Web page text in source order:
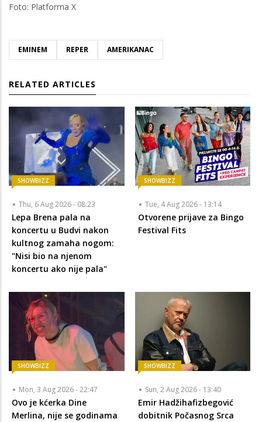
Foto: Platforma X
EMINEM REPER AMERIKANAC
RELATED ARTICLES
SHOWBIZZ
Thu, 6 Aug 2026 - 08:23
Lepa Brena pala na
koncertu u Budvi nakon
kultnog zamaha nogom:
"Nisi bio na njenom
koncertu ako nije pala"
SHOWBIZZ
Tue, 4 Aug 2026 - 13:14
Otvorene prijave za Bingo
Festival Fits
SHOWBIZZ
Mon, 3 Aug 2026 - 22:47
Ovo je kćerka Dine
Merlina, nije se godinama
SHOWBIZZ
Sun, 2 Aug 2026 - 13:40
Emir Hadžihafizbegović
dobitnik Počasnog Srca